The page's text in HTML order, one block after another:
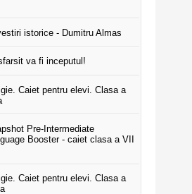
istorice - Dumitru Almas
va fi inceputul!
Caiet pentru elevi. Clasa a
Pre-Intermediate
Booster - caiet clasa a VII
Caiet pentru elevi. Clasa a